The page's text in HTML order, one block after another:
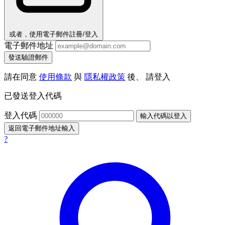
或者，使用電子郵件註冊/登入
電子郵件地址
發送驗證郵件
請在同意 使用條款 與 隱私權政策 後、 請登入
已發送登入代碼
登入代碼
輸入代碼以登入
返回電子郵件地址輸入
?